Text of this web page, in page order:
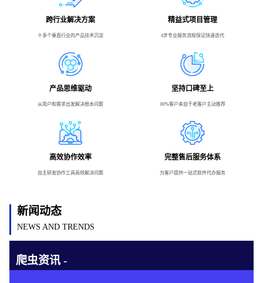
跨行业解决方案
十多个垂直行业的产品技术沉淀
精益式项目管理
4步专业服务流程保证快速迭代
产品思维驱动
从用户和需求出发解决根本问题
坚持口碑至上
80%客户来自于老客户主动推荐
高效协作效率
自主研发协作工具高效解决问题
完整售后服务体系
为客户提供一站式软件代办服务
新闻动态
NEWS AND TRENDS
爬虫资讯 -